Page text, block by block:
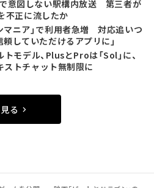
で意図しない駅構内放送 第三者が
不正に流したか
マニア」で利用者急増 対応追いつ
していただけるアプリに」
モデル、PlusとProは「Sol」に、
ストチャット無制限に
る